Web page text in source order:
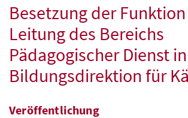
Besetzung der
Leitung des Bereichs
Pädagogischer Dienst
Bildungsdirektion für
Veröffentlichung